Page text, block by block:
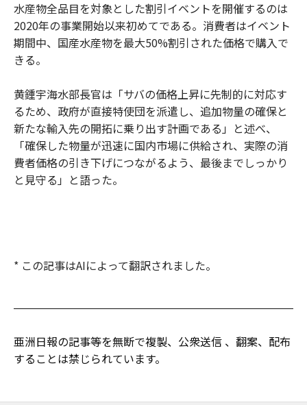
水産物全品目を対象とした割引イベントを開催するのは
2020年の事業開始以来初めてである。消費者はイベント
期間中、国産水産物を最大50%割引された価格で購入で
きる。
黄鍾宇海水部長官は「サバの価格上昇に先制的に対応す
るため、政府が直接特使団を派遣し、追加物量の確保と
新たな輸入先の開拓に乗り出す計画である」と述べ、
「確保した物量が迅速に国内市場に供給され、実際の消
費者価格の引き下げにつながるよう、最後までしっかり
と見守る」と語った。
* この記事はAIによって翻訳されました。
亜洲日報の記事等を無断で複製、公衆送信 、翻案、配布
することは禁じられています。